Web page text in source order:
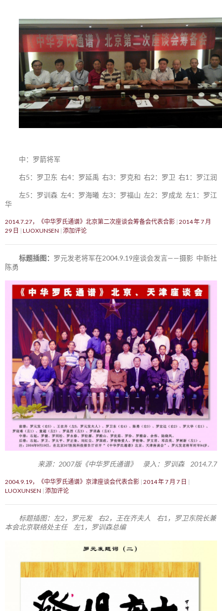
中：罗箭将军
右5：罗卫东 右4：罗延禹 右3：罗克和 右2：罗卫 右1：罗江润
左5：罗训森 左4：罗海曦 左3：罗福山 左2：罗成龙 左1：罗江
华
2014.7.27，《中华罗氏通谱》北京第二次座谈会筹备会代表合影 2014 年 7 月
29 日
LUOXUNSEN 添加评论
标题插图： 罗元发老将军在2004.9.19座谈会发言——摄影 中新社
陈勇
来源：2007版《中华罗氏通谱》 录入：罗训森 2014.7.7
2004.9.19，《中华罗氏通谱》京津座谈会代表合影 2014 年 7 月 7 日
LUOXUNSEN 添加评论
标题插图：左2，罗元发 右2，王在齐夫人 右1，罗卫东院长兼
本会北京联络处主任 左1，罗训森总编